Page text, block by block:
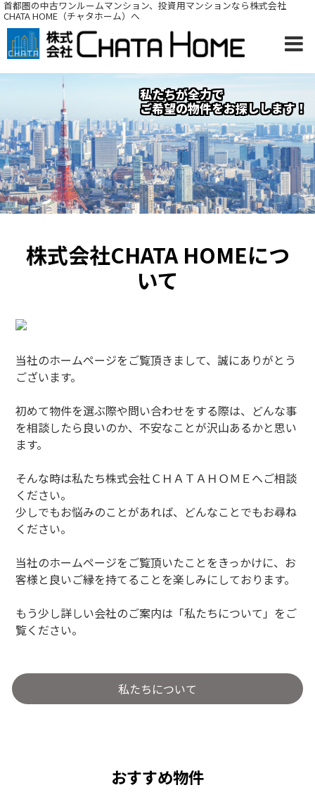
首都圏の中古ワンルームマンション、投資用マンションなら株式会社
CHATA HOME（チャタホーム）へ
私たちが全力で
ご希望の物件をお探しします！
株式会社CHATA HOMEにつ
いて
当社のホームページをご覧頂きまして、誠にありがとう
ございます。
初めて物件を選ぶ際や問い合わせをする際は、どんな事
を相談したら良いのか、不安なことが沢山あるかと思い
ます。
そんな時は私たち株式会社ＣＨＡＴＡＨＯＭＥへご相談
ください。
少しでもお悩みのことがあれば、どんなことでもお尋ね
ください。
当社のホームページをご覧頂いたことをきっかけに、お
客様と良いご縁を持てることを楽しみにしております。
もう少し詳しい会社のご案内は「私たちについて」をご
覧ください。
私たちについて
おすすめ物件